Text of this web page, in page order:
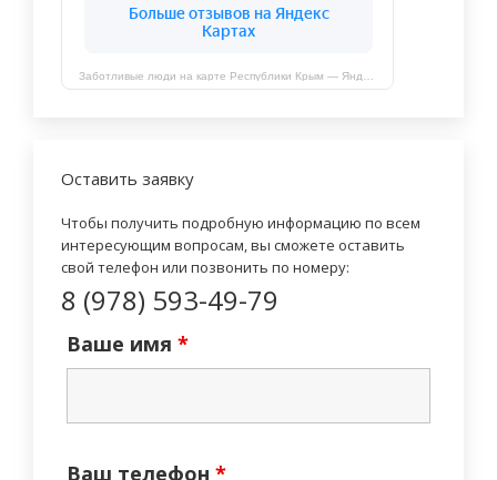
Оставить заявку
Чтобы получить подробную информацию по всем
интересующим вопросам, вы сможете оставить
свой телефон или позвонить по номеру:
8 (978) 593-49-79
Ваше имя *
Ваш телефон *